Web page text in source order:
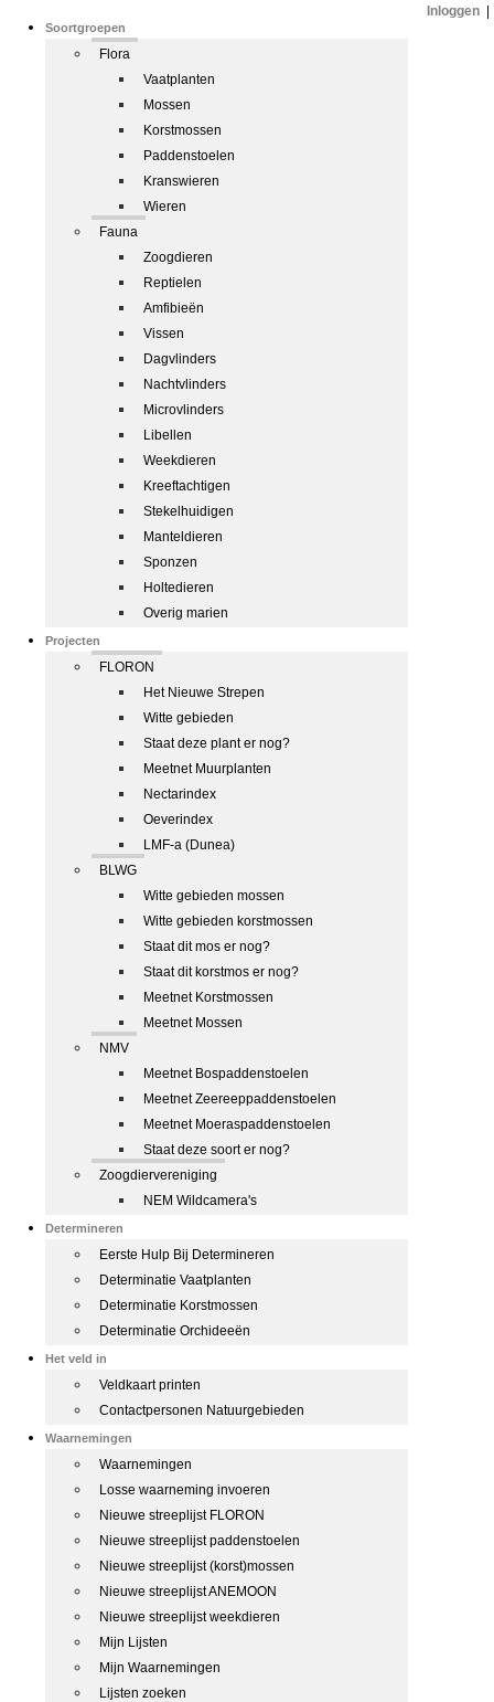
Soortgroepen
Flora
Vaatplanten
Mossen
Korstmossen
Paddenstoelen
Kranswieren
Wieren
Fauna
Zoogdieren
Reptielen
Amfibieën
Vissen
Dagvlinders
Nachtvlinders
Microvlinders
Libellen
Weekdieren
Kreeftachtigen
Stekelhuidigen
Manteldieren
Sponzen
Holtedieren
Overig marien
Projecten
FLORON
Het Nieuwe Strepen
Witte gebieden
Staat deze plant er nog?
Meetnet Muurplanten
Nectarindex
Oeverindex
LMF-a (Dunea)
BLWG
Witte gebieden mossen
Witte gebieden korstmossen
Staat dit mos er nog?
Staat dit korstmos er nog?
Meetnet Korstmossen
Meetnet Mossen
NMV
Meetnet Bospaddenstoelen
Meetnet Zeereeppaddenstoelen
Meetnet Moeraspaddenstoelen
Staat deze soort er nog?
Zoogdiervereniging
NEM Wildcamera's
Determineren
Eerste Hulp Bij Determineren
Determinatie Vaatplanten
Determinatie Korstmossen
Determinatie Orchideeën
Het veld in
Veldkaart printen
Contactpersonen Natuurgebieden
Waarnemingen
Waarnemingen
Losse waarneming invoeren
Nieuwe streeplijst FLORON
Nieuwe streeplijst paddenstoelen
Nieuwe streeplijst (korst)mossen
Nieuwe streeplijst ANEMOON
Nieuwe streeplijst weekdieren
Mijn Lijsten
Mijn Waarnemingen
Lijsten zoeken
Inloggen